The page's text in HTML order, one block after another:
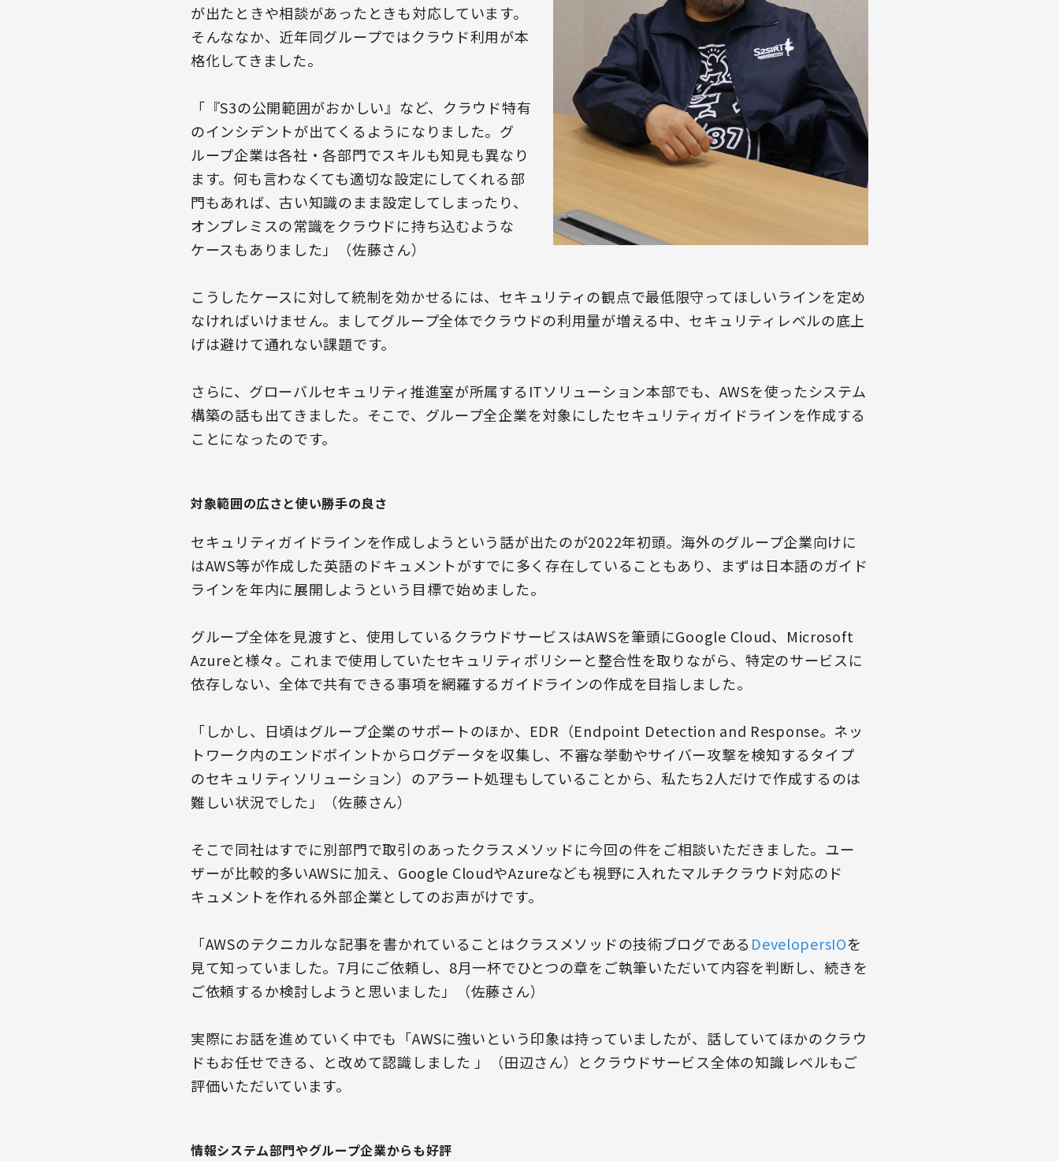
が出たときや相談があったときも対応しています。
そんななか、近年同グループではクラウド利用が本
格化してきました。
「『S3の公開範囲がおかしい』など、クラウド特有
のインシデントが出てくるようになりました。グ
ループ企業は各社・各部門でスキルも知見も異なり
ます。何も言わなくても適切な設定にしてくれる部
門もあれば、古い知識のまま設定してしまったり、
オンプレミスの常識をクラウドに持ち込むような
ケースもありました」（佐藤さん）
こうしたケースに対して統制を効かせるには、セキュリティの観点で最低限守ってほしいラインを定め
なければいけません。ましてグループ全体でクラウドの利用量が増える中、セキュリティレベルの底上
げは避けて通れない課題です。
さらに、グローバルセキュリティ推進室が所属するITソリューション本部でも、AWSを使ったシステム
構築の話も出てきました。そこで、グループ全企業を対象にしたセキュリティガイドラインを作成する
ことになったのです。
対象範囲の広さと使い勝手の良さ
セキュリティガイドラインを作成しようという話が出たのが2022年初頭。海外のグループ企業向けに
はAWS等が作成した英語のドキュメントがすでに多く存在していることもあり、まずは日本語のガイド
ラインを年内に展開しようという目標で始めました。
グループ全体を見渡すと、使用しているクラウドサービスはAWSを筆頭にGoogle Cloud、Microsoft
Azureと様々。これまで使用していたセキュリティポリシーと整合性を取りながら、特定のサービスに
依存しない、全体で共有できる事項を網羅するガイドラインの作成を目指しました。
「しかし、日頃はグループ企業のサポートのほか、EDR（Endpoint Detection and Response。ネッ
トワーク内のエンドポイントからログデータを収集し、不審な挙動やサイバー攻撃を検知するタイプ
のセキュリティソリューション）のアラート処理もしていることから、私たち2人だけで作成するのは
難しい状況でした」（佐藤さん）
そこで同社はすでに別部門で取引のあったクラスメソッドに今回の件をご相談いただきました。ユー
ザーが比較的多いAWSに加え、Google CloudやAzureなども視野に入れたマルチクラウド対応のド
キュメントを作れる外部企業としてのお声がけです。
「AWSのテクニカルな記事を書かれていることはクラスメソッドの技術ブログである DevelopersIOを
見て知っていました。7月にご依頼し、8月一杯でひとつの章をご執筆いただいて内容を判断し、続きを
ご依頼するか検討しようと思いました」（佐藤さん）
実際にお話を進めていく中でも「AWSに強いという印象は持っていましたが、話していてほかのクラウ
ドもお任せできる、と改めて認識しました 」（田辺さん）とクラウドサービス全体の知識レベルもご
評価いただいています。
情報システム部門やグループ企業からも好評